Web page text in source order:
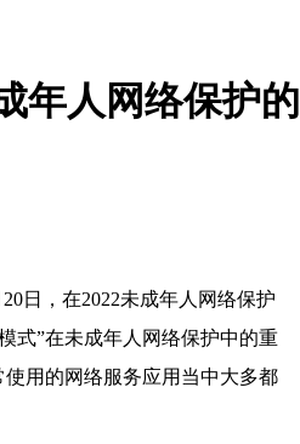
年人网络保护的
日，在2022未成年人网络保护
式”在未成年人网络保护中的重
用的网络服务应用当中大多都